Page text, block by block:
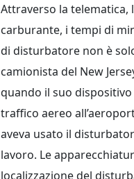
Attraverso la
carburante, i tempi di
di disturbatore non è
camionista del New
quando il suo
traffico aereo
aveva usato il
lavoro. Le
localizzazione del